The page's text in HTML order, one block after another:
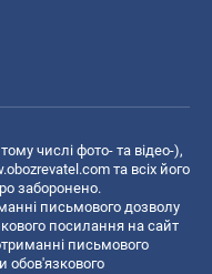
числі фото- та відео-),
та всіх його
заборонено.
письмового дозволу
посилання на сайт
письмового
обов'язкового